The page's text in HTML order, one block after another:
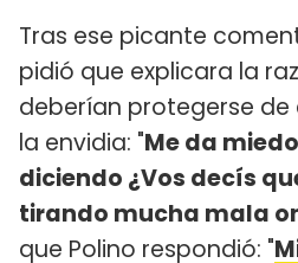
Tras ese picante
pidió que explicara la
deberían protegerse
la envidia: "Me da
diciendo ¿Vos decís
tirando mucha mala
que Polino respondió: "